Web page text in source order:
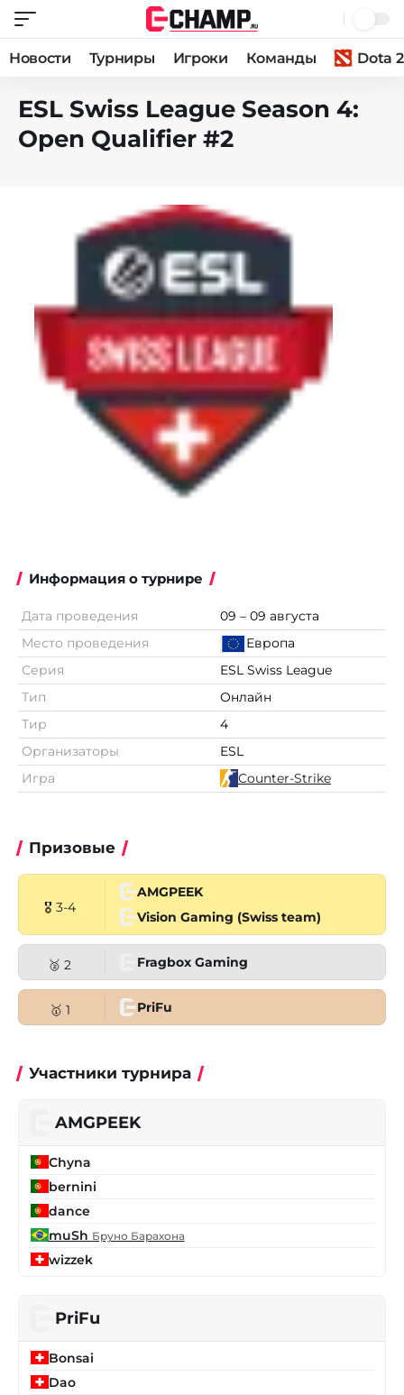
Новости Турниры Игроки Команды Dota 2
ESL Swiss League Season 4:
Open Qualifier #2
Информация о турнире
Дата проведения
09 – 09 августа
Место проведения
Европа
Серия
ESL Swiss League
Тип
Онлайн
Тир
4
Организаторы
ESL
Игра
Counter-Strike
Призовые
🎖 3-4
AMGPEEK
Vision Gaming (Swiss team)
🥈 2 Fragbox Gaming
🥇 1 PriFu
Участники турнира
AMGPEEK
Chyna
bernini
dance
muSh Бруно Барахона
wizzek
PriFu
Bonsai
Dao